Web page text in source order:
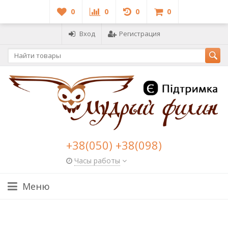
0 0 0 0
Вход Регистрация
+38(050) +38(098)
Часы работы
Меню